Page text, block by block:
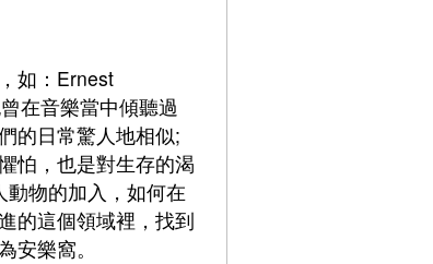
如：Ernest
在音樂當中傾聽過
的日常驚人地相似;
怕，也是對生存的渴
物的加入，如何在
的這個領域裡，找到
樂窩。